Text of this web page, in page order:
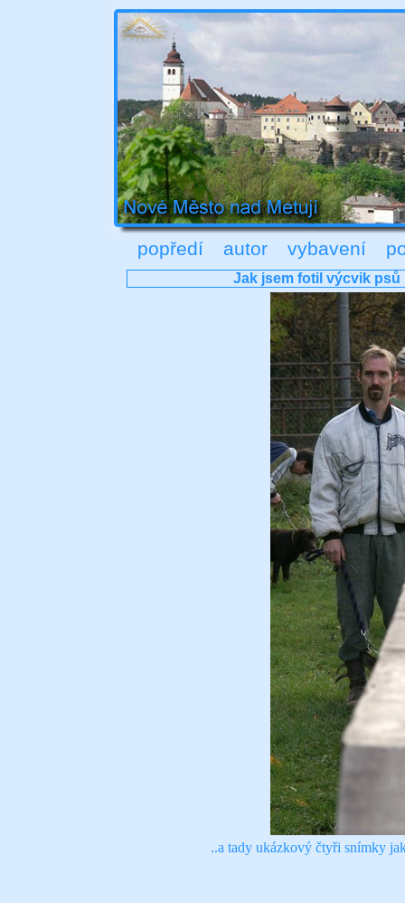
popředí autor vybavení
Jak jsem fotil výcvik psů
..a tady ukázkový čtyři snímky